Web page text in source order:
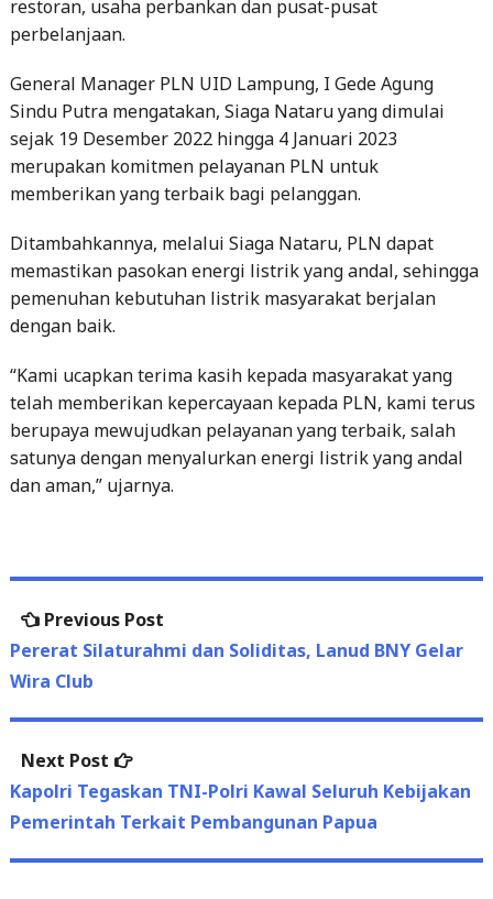
General Manager PLN UID Lampung, I Gede Agung
Sindu Putra mengatakan, Siaga Nataru yang dimulai
sejak 19 Desember 2022 hingga 4 Januari 2023
merupakan komitmen pelayanan PLN untuk
memberikan yang terbaik bagi pelanggan.
Ditambahkannya, melalui Siaga Nataru, PLN dapat
memastikan pasokan energi listrik yang andal, sehingga
pemenuhan kebutuhan listrik masyarakat berjalan
dengan baik.
“Kami ucapkan terima kasih kepada masyarakat yang
telah memberikan kepercayaan kepada PLN, kami terus
berupaya mewujudkan pelayanan yang terbaik, salah
satunya dengan menyalurkan energi listrik yang andal
dan aman,” ujarnya.
navigationpost:
Pererat Silaturahmi dan Soliditas, Lanud BNY Gelar
Wira Club
Next Post
post:
Kapolri Tegaskan TNI-Polri Kawal Seluruh Kebijakan
Pemerintah Terkait Pembangunan Papua
Search